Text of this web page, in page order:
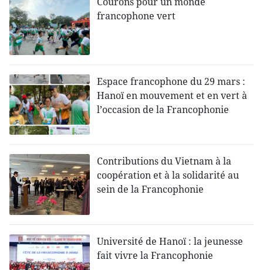
francophone vert
Espace francophone du 29 mars :
Hanoï en mouvement et en vert à
l’occasion de la Francophonie
Contributions du Vietnam à la
coopération et à la solidarité au
sein de la Francophonie
Université de Hanoï : la jeunesse
fait vivre la Francophonie